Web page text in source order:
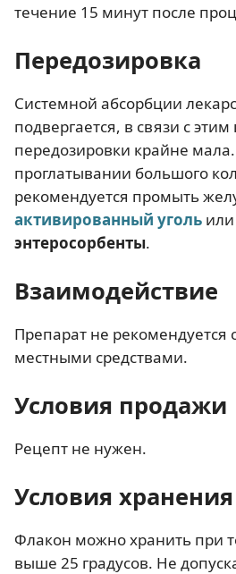
течение 15 минут после
Передозировка
Системной абсорбции
подвергается, в связи с этим
передозировки крайне
проглатывании большого
рекомендуется промыть
активированный уголь
энтеросорбенты.
Взаимодействие
Препарат не рекомендуется
местными средствами.
Условия продажи
Рецепт не нужен.
Условия хранения
Флакон можно хранить при
выше 25 градусов. Не